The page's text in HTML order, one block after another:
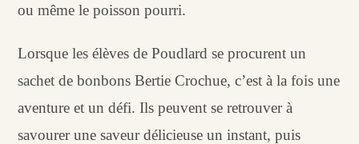
ou même le poisson pourri.
Lorsque les élèves de Poudlard se procurent un
sachet de bonbons Bertie Crochue, c’est à la fois une
aventure et un défi. Ils peuvent se retrouver à
savourer une saveur délicieuse un instant, puis